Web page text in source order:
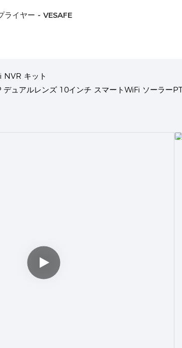
ライヤー - VESAFE
NVR キット
ュアルレンズ 10インチ スマートWiFi ソーラー